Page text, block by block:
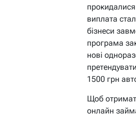
виплата
бізнеси
програма
нові
1500 грн
Щоб
онлайн